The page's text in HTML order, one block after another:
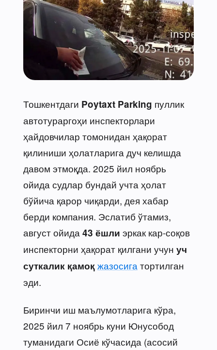
Тошкентдаги Poytaxt Parking пуллик
автотураргоҳи инспекторлари
ҳайдовчилар томонидан ҳақорат
қилиниши ҳолатларига дуч келишда
давом этмоқда. 2025 йил ноябрь
ойида судлар бундай учта ҳолат
бўйича қарор чиқарди, дея хабар
берди компания. Эслатиб ўтамиз,
август ойида 43 ёшли эркак кар-соқов
инспекторни ҳақорат қилгани учун уч
суткалик қамоқжазосига тортилган
эди.
Биринчи иш маълумотларига кўра,
2025 йил 7 ноябрь куни Юнусобод
туманидаги Осиё кўчасида (асосий